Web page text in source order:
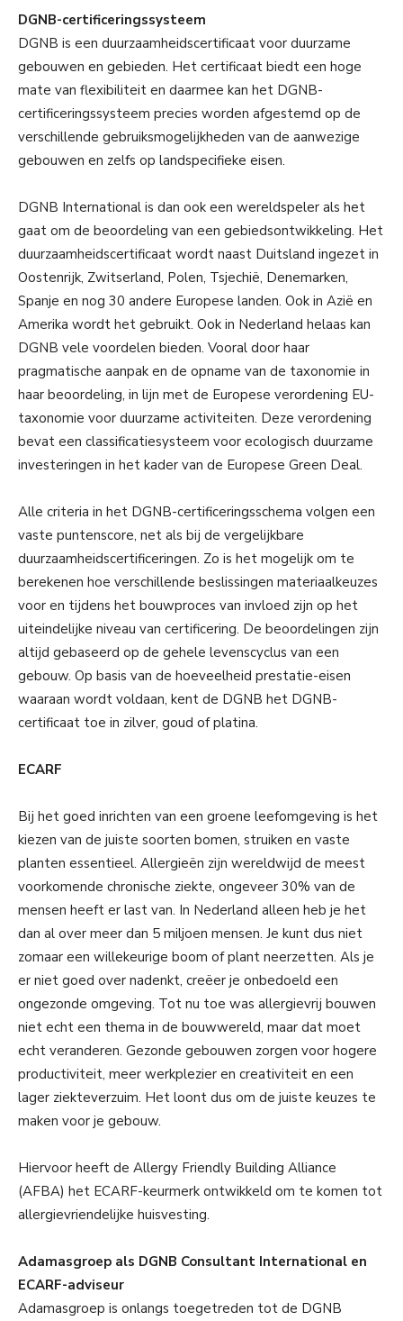
DGNB-certificeringssysteem
DGNB is een duurzaamheidscertificaat voor duurzame
gebouwen en gebieden. Het certificaat biedt een hoge
mate van flexibiliteit en daarmee kan het DGNB-
certificeringssysteem precies worden afgestemd op de
verschillende gebruiksmogelijkheden van de aanwezige
gebouwen en zelfs op landspecifieke eisen.
DGNB International is dan ook een wereldspeler als het
gaat om de beoordeling van een gebiedsontwikkeling. Het
duurzaamheidscertificaat wordt naast Duitsland ingezet in
Oostenrijk, Zwitserland, Polen, Tsjechië, Denemarken,
Spanje en nog 30 andere Europese landen. Ook in Azië en
Amerika wordt het gebruikt. Ook in Nederland helaas kan
DGNB vele voordelen bieden. Vooral door haar
pragmatische aanpak en de opname van de taxonomie in
haar beoordeling, in lijn met de Europese verordening EU-
taxonomie voor duurzame activiteiten. Deze verordening
bevat een classificatiesysteem voor ecologisch duurzame
investeringen in het kader van de Europese Green Deal.
Alle criteria in het DGNB-certificeringsschema volgen een
vaste puntenscore, net als bij de vergelijkbare
duurzaamheidscertificeringen. Zo is het mogelijk om te
berekenen hoe verschillende beslissingen materiaalkeuzes
voor en tijdens het bouwproces van invloed zijn op het
uiteindelijke niveau van certificering. De beoordelingen zijn
altijd gebaseerd op de gehele levenscyclus van een
gebouw. Op basis van de hoeveelheid prestatie-eisen
waaraan wordt voldaan, kent de DGNB het DGNB-
certificaat toe in zilver, goud of platina.
ECARF
Bij het goed inrichten van een groene leefomgeving is het
kiezen van de juiste soorten bomen, struiken en vaste
planten essentieel. Allergieën zijn wereldwijd de meest
voorkomende chronische ziekte, ongeveer 30% van de
mensen heeft er last van. In Nederland alleen heb je het
dan al over meer dan 5 miljoen mensen. Je kunt dus niet
zomaar een willekeurige boom of plant neerzetten. Als je
er niet goed over nadenkt, creëer je onbedoeld een
ongezonde omgeving. Tot nu toe was allergievrij bouwen
niet echt een thema in de bouwwereld, maar dat moet
echt veranderen. Gezonde gebouwen zorgen voor hogere
productiviteit, meer werkplezier en creativiteit en een
lager ziekteverzuim. Het loont dus om de juiste keuzes te
maken voor je gebouw.
Hiervoor heeft de Allergy Friendly Building Alliance
(AFBA) het ECARF-keurmerk ontwikkeld om te komen tot
allergievriendelijke huisvesting.
Adamasgroep als DGNB Consultant International en
ECARF-adviseur
Adamasgroep is onlangs toegetreden tot de DGNB